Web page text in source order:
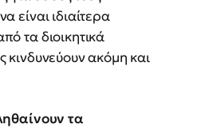
είναι ιδιαίτερα
τα διοικητικά
κινδυνεύουν ακόμη και
τα